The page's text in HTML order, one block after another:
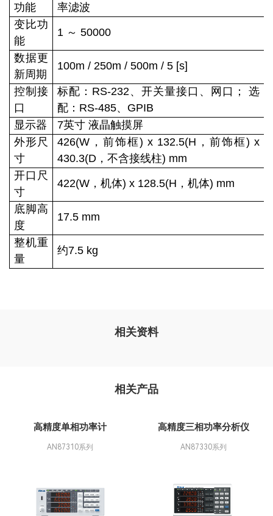
功能
率滤波
变比功
能
1 ～ 50000
数据更
新周期
100m / 250m / 500m / 5 [s]
控制接
口
标配：RS-232、开关量接口、网口； 选
配：RS-485、GPIB
显示器
7英寸 液晶触摸屏
外形尺
寸
426(W，前饰框) x 132.5(H，前饰框) x
430.3(D，不含接线柱) mm
开口尺
寸
422(W，机体) x 128.5(H，机体) mm
底脚高
度
17.5 mm
整机重
量
约7.5 kg
相关资料
相关产品
高精度单相功率计
AN87310系列
高精度三相功率分析仪
AN87330系列